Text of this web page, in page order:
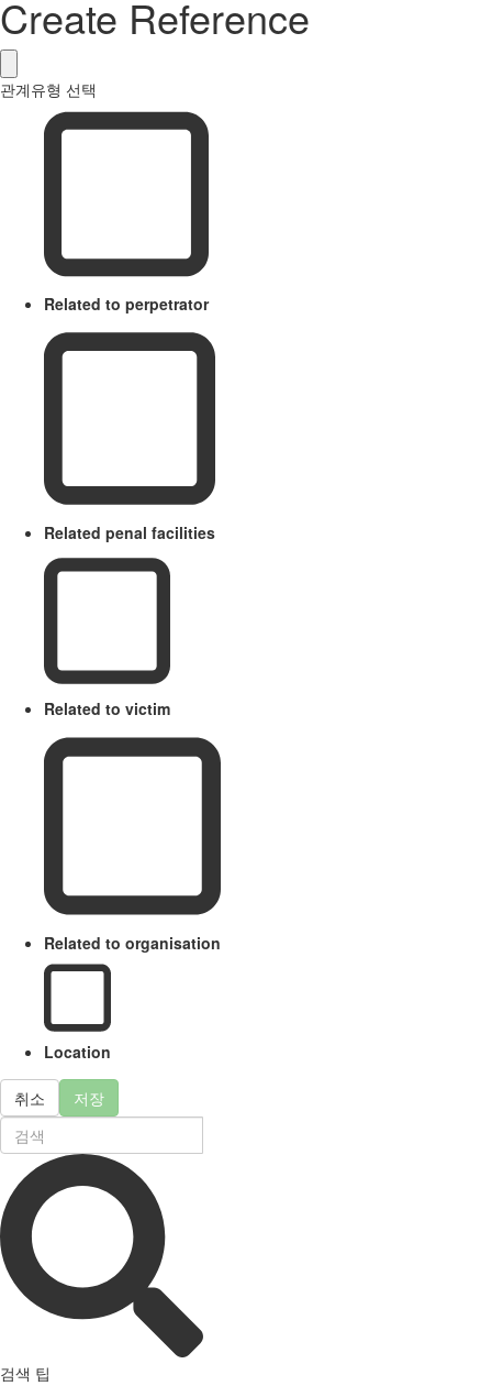
Create Reference
관계유형 선택
Related to perpetrator
Related penal facilities
Related to victim
Related to organisation
Location
취소 저장
검색 팁